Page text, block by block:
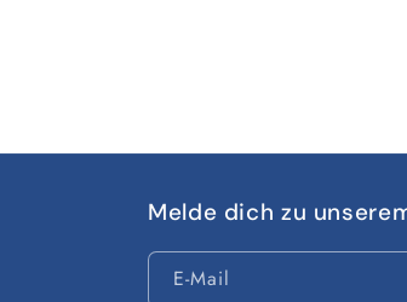
Melde dich zu
E-Mail